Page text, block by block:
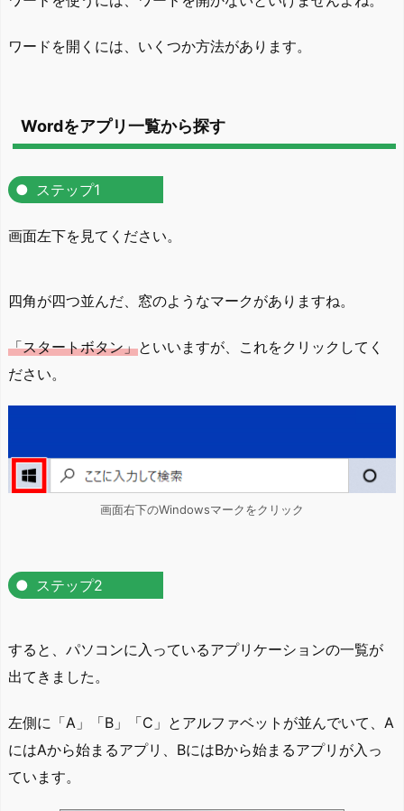
ワードを開くには、いくつか方法があります。
Wordをアプリ一覧から探す
ステップ1
画面左下を見てください。
四角が四つ並んだ、窓のようなマークがありますね。
「スタートボタン」といいますが、これをクリックしてく
ださい。
画面右下のWindowsマークをクリック
ステップ2
すると、パソコンに入っているアプリケーションの一覧が
出てきました。
左側に「A」「B」「C」とアルファベットが並んでいて、A
にはAから始まるアプリ、BにはBから始まるアプリが入っ
ています。